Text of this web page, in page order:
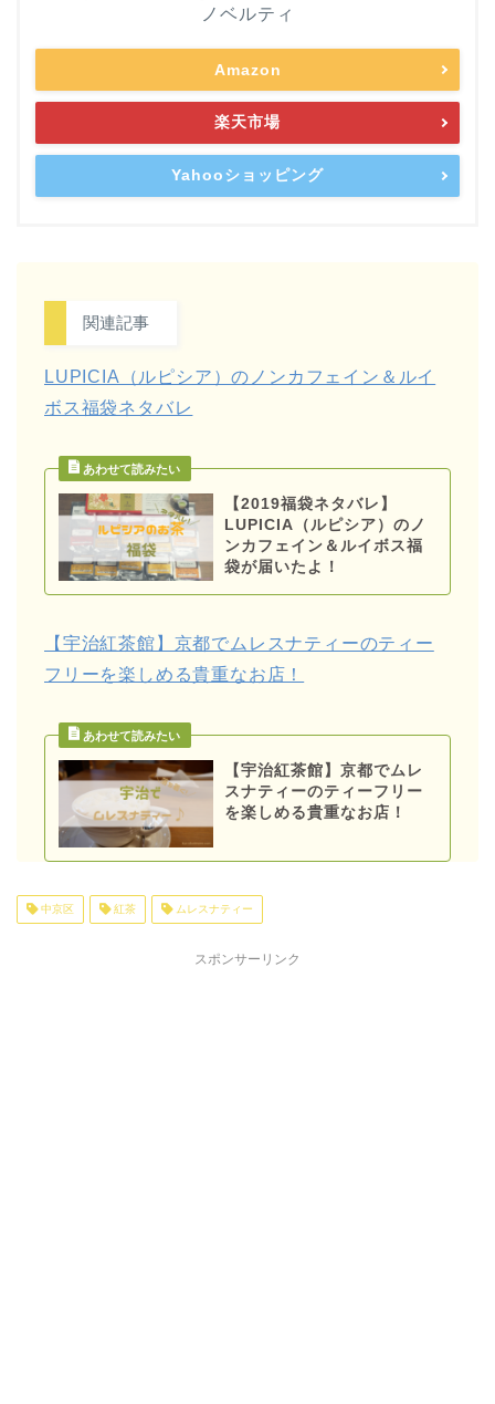
ノベルティ
Amazon
楽天市場
Yahooショッピング
関連記事
LUPICIA（ルピシア）のノンカフェイン＆ルイ
ボス福袋ネタバレ
【2019福袋ネタバレ】
LUPICIA（ルピシア）のノ
ンカフェイン＆ルイボス福
袋が届いたよ！
【宇治紅茶館】京都でムレスナティーのティー
フリーを楽しめる貴重なお店！
【宇治紅茶館】京都でムレ
スナティーのティーフリー
を楽しめる貴重なお店！
中京区 紅茶 ムレスナティー
スポンサーリンク